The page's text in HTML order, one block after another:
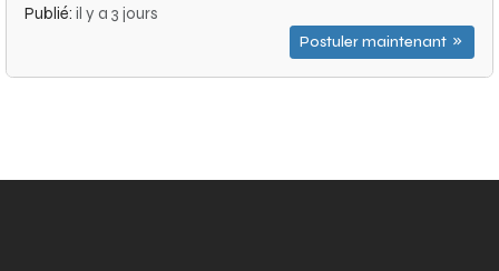
Publié: il y a 3 jours
Postuler maintenant